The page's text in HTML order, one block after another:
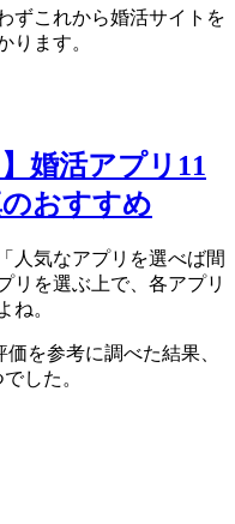
ずこれから婚活サイトを
ります。
婚活アプリ11
おすすめ
人気なアプリを選べば間
リを選ぶ上で、各アプリ
ね。
価を参考に調べた結果、
した。